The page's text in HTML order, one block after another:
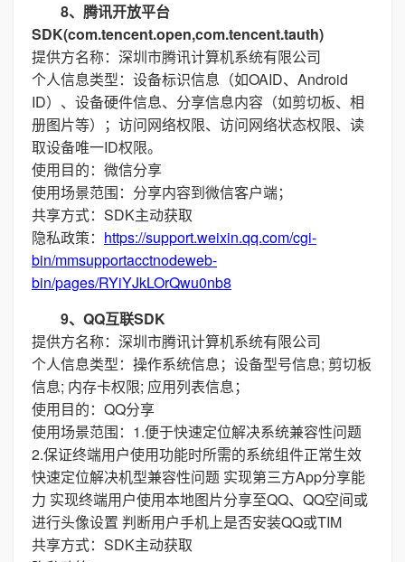
8、腾讯开放平台
SDK(com.tencent.open,com.tencent.tauth)
提供方名称：深圳市腾讯计算机系统有限公司
个人信息类型：设备标识信息（如OAID、Android
ID）、设备硬件信息、分享信息内容（如剪切板、相
册图片等）；访问网络权限、访问网络状态权限、读
取设备唯一ID权限。
使用目的：微信分享
使用场景范围：分享内容到微信客户端；
共享方式：SDK主动获取
隐私政策： https://support.weixin.qq.com/cgi-
bin/mmsupportacctnodeweb-
bin/pages/RYiYJkLOrQwu0nb8
9、QQ互联SDK
提供方名称：深圳市腾讯计算机系统有限公司
个人信息类型：操作系统信息；设备型号信息; 剪切板
信息; 内存卡权限; 应用列表信息；
使用目的：QQ分享
使用场景范围：1.便于快速定位解决系统兼容性问题
2.保证终端用户使用功能时所需的系统组件正常生效
快速定位解决机型兼容性问题 实现第三方App分享能
力 实现终端用户使用本地图片分享至QQ、QQ空间或
进行头像设置 判断用户手机上是否安装QQ或TIM
共享方式：SDK主动获取